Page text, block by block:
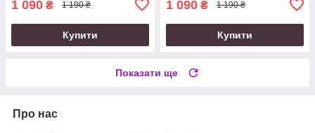
1 090 ₴ 1 190 ₴
Купити
1 090 ₴ 1 190 ₴
Купити
Показати ще
Про нас